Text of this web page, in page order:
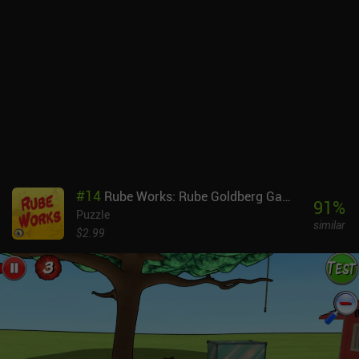
más me ha gustado de todos los juegos de puzles matemáticos de
Horis. Tal vez porque no se basa en conocimientos arcanos, sino
que presenta directamente todas las soluciones necesarias,
haciendo que resolver cada puzzle sea increíblemente
satisfactorio al final.
#14 Rube Works: Rube Goldberg Game
Puzzle
$2.99
91%
similar